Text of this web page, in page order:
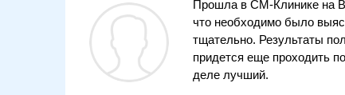
Прошла в СМ-Клинике на
что необходимо было
тщательно. Результаты
придется еще проходить
деле лучший.